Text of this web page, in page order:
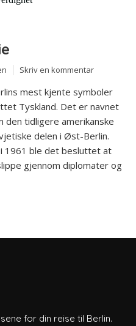
Skriv en kommentar
mest kjente symboler
Tyskland. Det er navnet
den tidligere amerikanske
delen i Øst-Berlin.
1961 ble det besluttet at
gjennom diplomater og
for din reise til Berlin.